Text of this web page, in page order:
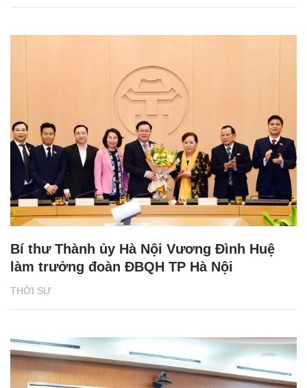
THỜI SỰ
Bí thư Thành ủy Hà Nội Vương Đình Huệ
làm trưởng đoàn ĐBQH TP Hà Nội